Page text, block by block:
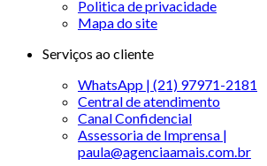
Politica de privacidade
Mapa do site
Serviços ao cliente
WhatsApp | (21) 97971-2181
Central de atendimento
Canal Confidencial
Assessoria de Imprensa |
paula@agenciaamais.com.br